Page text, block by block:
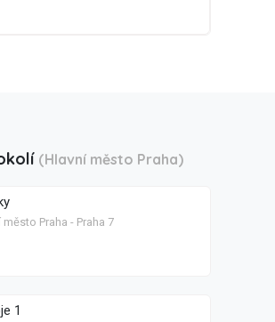
(Hlavní město Praha)
město Praha - Praha 7
1